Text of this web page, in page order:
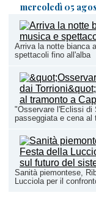
mercoledì 05
Arriva la notte bianca
spettacoli fino all'alba
"Osservare l'Eclissi di
passeggiata e cena al
Sanità piemontese,
Lucciola per il